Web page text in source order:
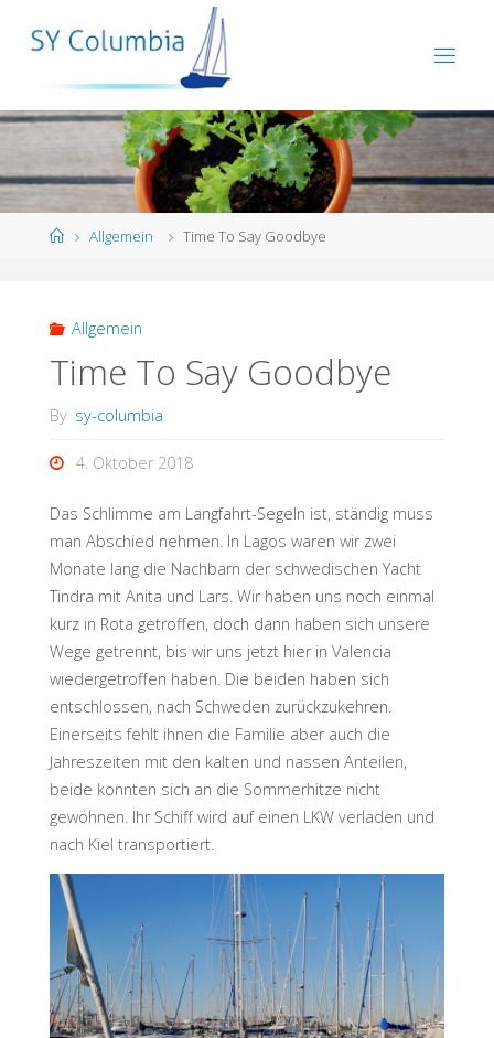
Allgemein Time To Say Goodbye
Allgemein
Time To Say Goodbye
By sy-columbia
4. Oktober 2018
Das Schlimme am Langfahrt-Segeln ist, ständig muss
man Abschied nehmen. In Lagos waren wir zwei
Monate lang die Nachbarn der schwedischen Yacht
Tindra mit Anita und Lars. Wir haben uns noch einmal
kurz in Rota getroffen, doch dann haben sich unsere
Wege getrennt, bis wir uns jetzt hier in Valencia
wiedergetroffen haben. Die beiden haben sich
entschlossen, nach Schweden zurückzukehren.
Einerseits fehlt ihnen die Familie aber auch die
Jahreszeiten mit den kalten und nassen Anteilen,
beide konnten sich an die Sommerhitze nicht
gewöhnen. Ihr Schiff wird auf einen LKW verladen und
nach Kiel transportiert.